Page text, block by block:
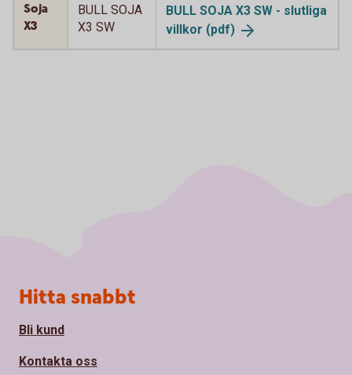
Soja
X3
BULL SOJA
X3 SW
BULL SOJA X3 SW - slutliga
villkor (pdf)
Sidfot
Hitta snabbt
Bli kund
Kontakta oss